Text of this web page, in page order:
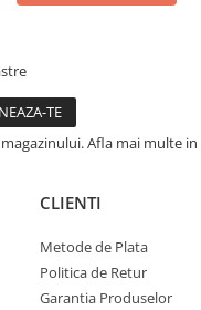
Afla mai multe in
CLIENTI
Metode de Plata
Politica de Retur
Garantia Produselor